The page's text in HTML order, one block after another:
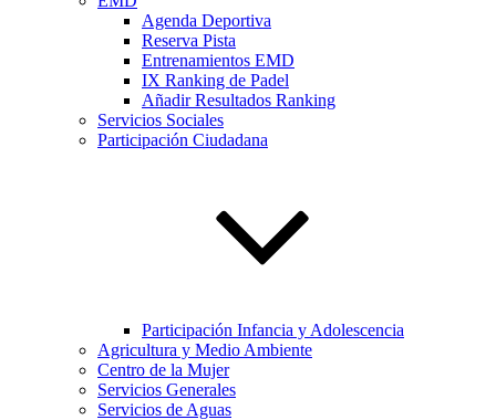
Agenda Deportiva
Reserva Pista
Entrenamientos EMD
IX Ranking de Padel
Añadir Resultados Ranking
Servicios Sociales
Participación Ciudadana
Participación Infancia y Adolescencia
Agricultura y Medio Ambiente
Centro de la Mujer
Servicios Generales
Servicios de Aguas